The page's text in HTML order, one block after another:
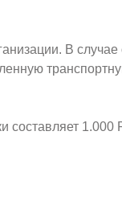
В случае
составляет